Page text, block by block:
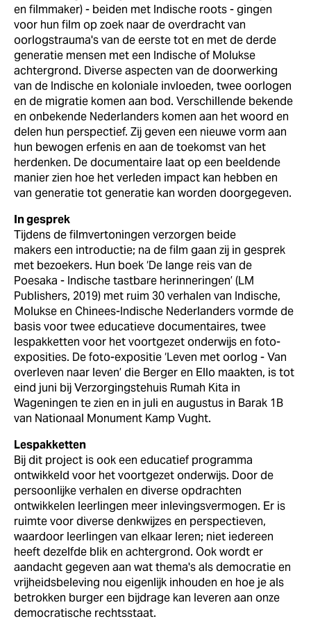
en filmmaker) - beiden met Indische roots - gingen
voor hun film op zoek naar de overdracht van
oorlogstrauma's van de eerste tot en met de derde
generatie mensen met een Indische of Molukse
achtergrond. Diverse aspecten van de doorwerking
van de Indische en koloniale invloeden, twee oorlogen
en de migratie komen aan bod. Verschillende bekende
en onbekende Nederlanders komen aan het woord en
delen hun perspectief. Zij geven een nieuwe vorm aan
hun bewogen erfenis en aan de toekomst van het
herdenken. De documentaire laat op een beeldende
manier zien hoe het verleden impact kan hebben en
van generatie tot generatie kan worden doorgegeven.
In gesprek
Tijdens de filmvertoningen verzorgen beide
makers een introductie; na de film gaan zij in gesprek
met bezoekers. Hun boek ‘De lange reis van de
Poesaka - Indische tastbare herinneringen’ (LM
Publishers, 2019) met ruim 30 verhalen van Indische,
Molukse en Chinees-Indische Nederlanders vormde de
basis voor twee educatieve documentaires, twee
lespakketten voor het voortgezet onderwijs en foto-
exposities. De foto-expositie ‘Leven met oorlog - Van
overleven naar leven’ die Berger en Ello maakten, is tot
eind juni bij Verzorgingstehuis Rumah Kita in
Wageningen te zien en in juli en augustus in Barak 1B
van Nationaal Monument Kamp Vught.
Lespakketten
Bij dit project is ook een educatief programma
ontwikkeld voor het voortgezet onderwijs. Door de
persoonlijke verhalen en diverse opdrachten
ontwikkelen leerlingen meer inlevingsvermogen. Er is
ruimte voor diverse denkwijzes en perspectieven,
waardoor leerlingen van elkaar leren; niet iedereen
heeft dezelfde blik en achtergrond. Ook wordt er
aandacht gegeven aan wat thema's als democratie en
vrijheidsbeleving nou eigenlijk inhouden en hoe je als
betrokken burger een bijdrage kan leveren aan onze
democratische rechtsstaat.